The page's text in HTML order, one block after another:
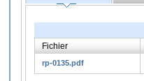
Fichier
rp-0135.pdf